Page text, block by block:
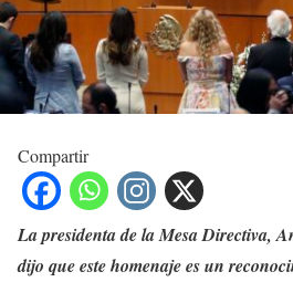
Compartir
La presidenta de la Mesa Directiva,
dijo que este homenaje es un